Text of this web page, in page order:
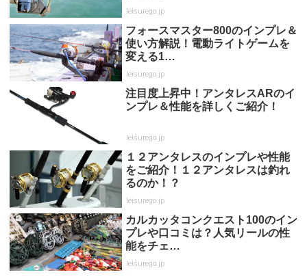
leisurego.jp
フォースマスター800のインプレ＆
使い方解説！電動ライトゲームを
変える1…
leisurego.jp
注目度上昇中！アンタレスARのイ
ンプレ＆性能を詳しくご紹介！
leisurego.jp
１２アンタレスのインプレや性能
をご紹介！１２アンタレスは釣れ
るのか！？
leisurego.jp
カルカッタコンクエスト100のイン
プレや口コミは？人気リールの性
能をチェ…
leisurego.jp